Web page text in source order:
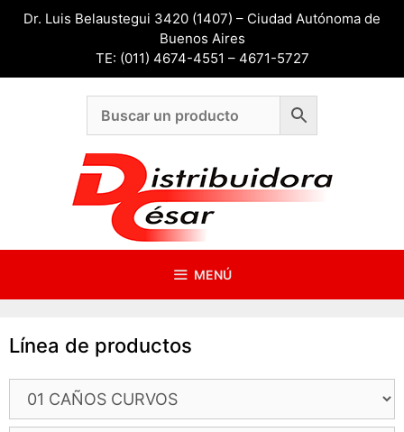
SaltarDr. Luis Belaustegui 3420 (1407) – Ciudad Autónoma de
Buenos Aires
TE: (011) 4674-4551 – 4671-5727
MENÚ
Línea de productos